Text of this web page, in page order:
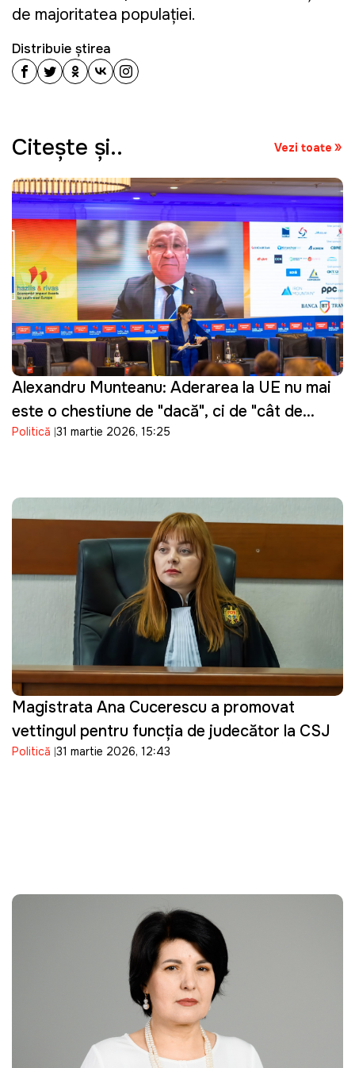
de majoritatea populației.
Distribuie știrea
Citeşte şi.. Vezi toate
Alexandru Munteanu: Aderarea la UE nu mai
este o chestiune de "dacă", ci de "cât de
repede"
Politică 31 martie 2026, 15:25
Magistrata Ana Cucerescu a promovat
vettingul pentru funcția de judecător la CSJ
Politică 31 martie 2026, 12:43